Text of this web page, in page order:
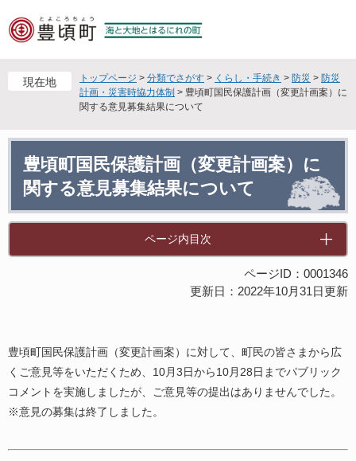
ー
。
ニ
て
現在地 トップページ > 分類でさがす > くらし・手続き > 防災 > 防災
計画・災害時協力体制 > 豊頃町国民保護計画（変更計画案）に
関する意見募集結果について
豊頃町国民保護計画（変更計画案）に
関する意見募集結果について
ページ内目次
ページID：0001346
更新日：2022年10月31日更新
豊頃町国民保護計画（変更計画案）に対して、町民の皆さまから広
くご意見等をいただくため、10月3日から10月28日までパブリック
コメントを実施しましたが、ご意見等の提出はありませんでした。
※意見の募集は終了しました。